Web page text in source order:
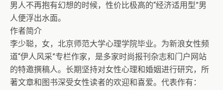
男人不再抱有幻想的时候，性价比极高的“经济适用型”男
人便浮出水面。
作者简介
李少聪，女，北京师范大学心理学院毕业。为新浪女性频
道“伊人风采”专栏作家，是多家时尚报刊杂志和门户网站
的特邀撰稿人。长期坚持对女性心理和婚姻进行研究，所
著文章和图书深受女性读者的欢迎和喜爱。代表作有：